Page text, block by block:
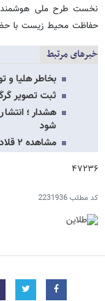
نخست طرح ملی هوشمند
حفاظت محیط زیست با
خبرهای مرتبط
بخاطر هلیا و
ثبت تصویر
هشدار؛
شود
مشاهده ۲ قلاده پلنگ در جنگل‌های هیرکانی گیلان/ عکس
۴۷۲۳۶
کد مطلب2231936